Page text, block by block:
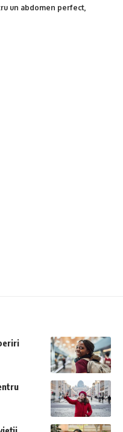
un abdomen perfect,